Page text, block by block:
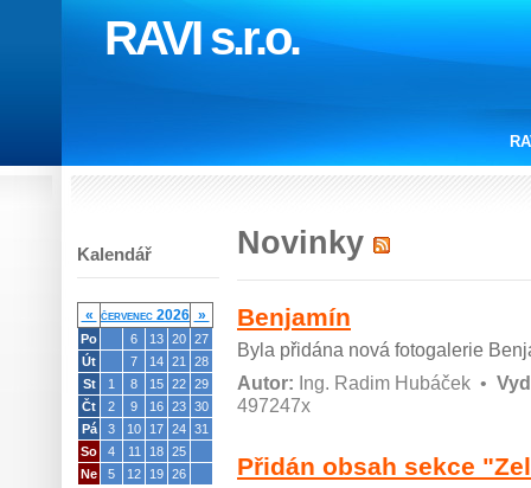
RAVI s.r.o.
Kalendář
« červenec 2026 »
Po 6 13 20 27
Út
7 14 21
28
St
1 8 15 22 29
Čt
2 9 16 23 30
Pá
3 10 17 24 31
So
4 11 18 25
Ne
5 12 19 26
Novinky
Benjamín
Byla přidána nová fotogalerie
Autor: Ing. Radim Hubáček •
497247x
Přidán obsah sekce